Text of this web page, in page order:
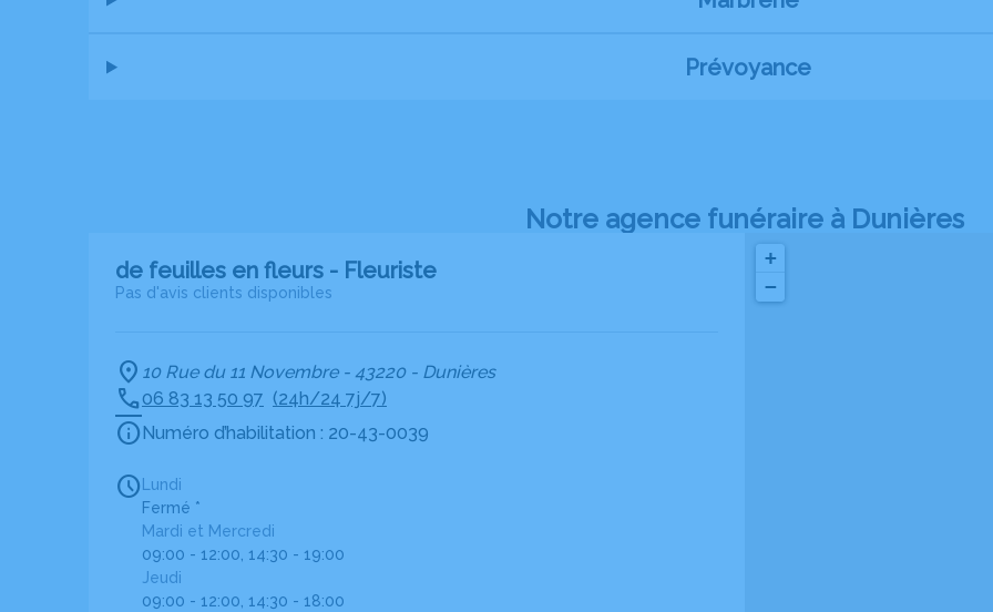
Prévoyance
Notre agence funéraire à Dunières
de feuilles en fleurs - Fleuriste
Pas d'avis clients disponibles
10 Rue du 11 Novembre - 43220 - Dunières
06 83 13 50 97 (24h/24 7j/7)
Numéro d’habilitation : 20-43-0039
Lundi
Fermé *
Mardi et Mercredi
09:00 - 12:00, 14:30 - 19:00
Jeudi
09:00 - 12:00, 14:30 - 18:00
+
−